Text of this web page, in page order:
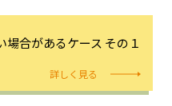
場合があるケース その１
詳しく見る